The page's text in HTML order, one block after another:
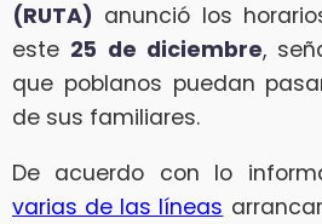
(RUTA) anunció los
este 25 de diciembre,
que poblanos puedan
de sus familiares.
De acuerdo con lo
varias de las líneas